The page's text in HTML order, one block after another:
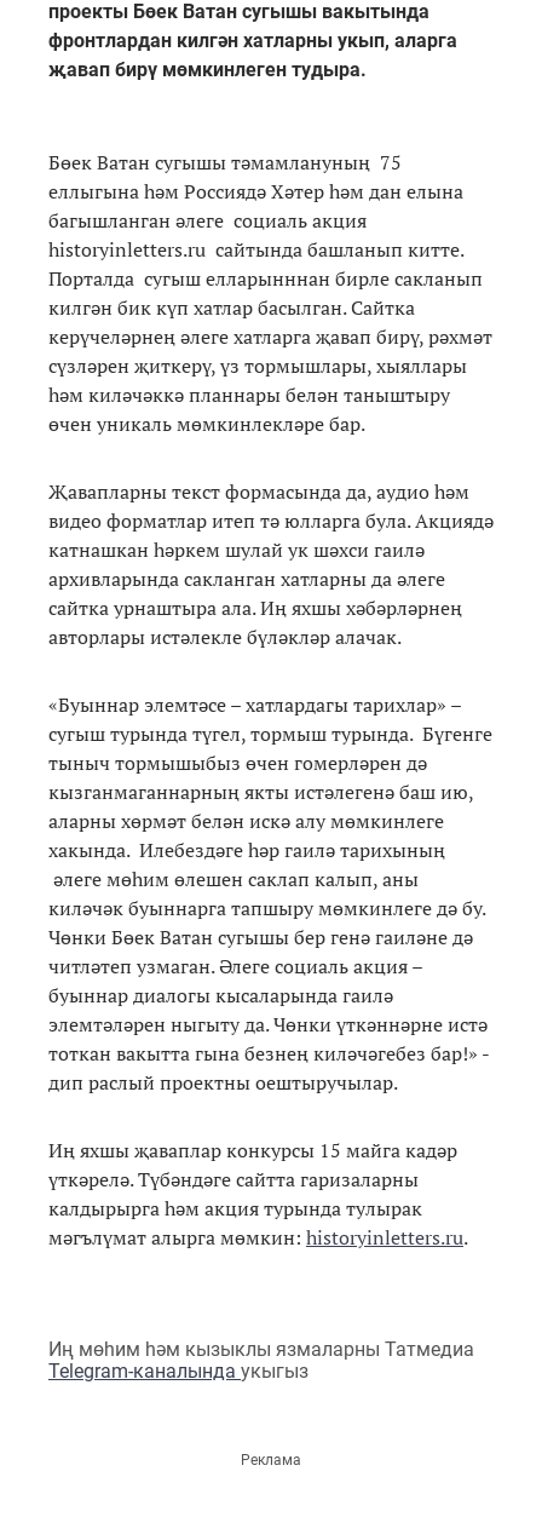
проекты Бөек Ватан сугышы вакытында
фронтлардан килгән хатларны укып, аларга
җавап бирү мөмкинлеген тудыра.
Бөек Ватан сугышы тәмамлануның 75
еллыгына һәм Россиядә Хәтер һәм дан елына
багышланган әлеге социаль акция
historyinletters.ru сайтында башланып китте.
Порталда сугыш елларынннан бирле сакланып
килгән бик күп хатлар басылган. Сайтка
керүчеләрнең әлеге хатларга җавап бирү, рәхмәт
сүзләрен җиткерү, үз тормышлары, хыяллары
һәм киләчәккә планнары белән таныштыру
өчен уникаль мөмкинлекләре бар.
Җавапларны текст формасында да, аудио һәм
видео форматлар итеп тә юлларга була. Акциядә
катнашкан һәркем шулай ук шәхси гаилә
архивларында сакланган хатларны да әлеге
сайтка урнаштыра ала. Иң яхшы хәбәрләрнең
авторлары истәлекле бүләкләр алачак.
«Буыннар элемтәсе – хатлардагы тарихлар» –
сугыш турында түгел, тормыш турында. Бүгенге
тыныч тормышыбыз өчен гомерләрен дә
кызганмаганнарның якты истәлегенә баш ию,
аларны хөрмәт белән искә алу мөмкинлеге
хакында. Илебездәге һәр гаилә тарихының
әлеге мөһим өлешен саклап калып, аны
киләчәк буыннарга тапшыру мөмкинлеге дә бу.
Чөнки Бөек Ватан сугышы бер генә гаиләне дә
читләтеп узмаган. Әлеге социаль акция –
буыннар диалогы кысаларында гаилә
элемтәләрен ныгыту да. Чөнки үткәннәрне истә
тоткан вакытта гына безнең киләчәгебез бар!» -
дип раслый проектны оештыручылар.
Иң яхшы җаваплар конкурсы 15 майга кадәр
үткәрелә. Түбәндәге сайтта гаризаларны
калдырырга һәм акция турында тулырак
мәгълүмат алырга мөмкин: historyinletters.ru.
Иң мөһим һәм кызыклы язмаларны Татмедиа
Telegram-каналында укыгыз
Реклама